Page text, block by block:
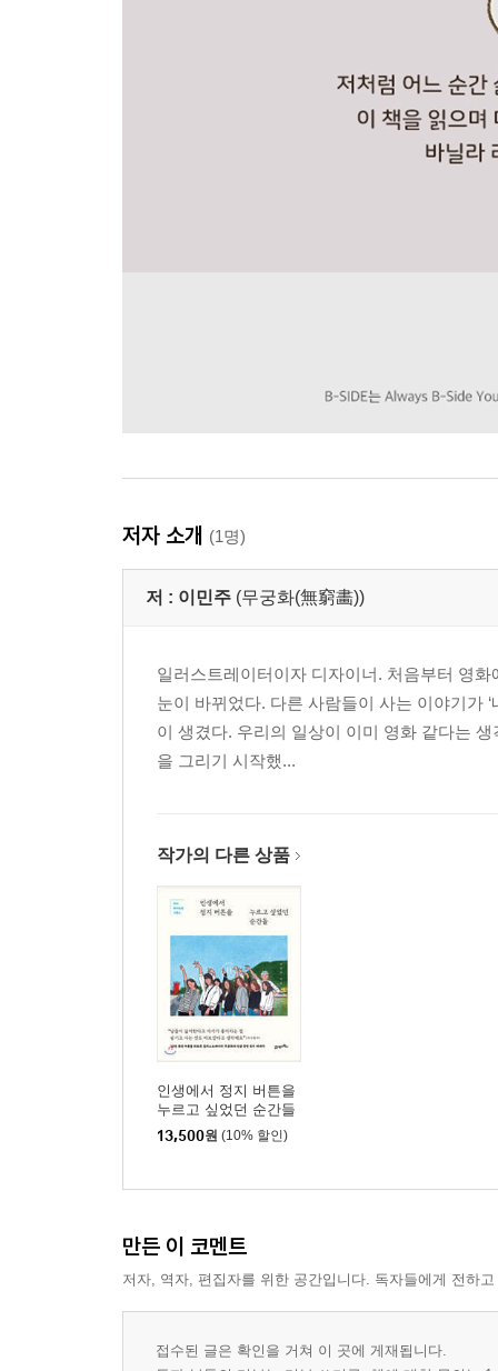
저자 소개 (1명)
저 : 이민주 (무궁화(無窮畵))
일러스트레이터이자 디자이너. 처음부터 영
눈이 바뀌었다. 다른 사람들이 사는 이야기가
이 생겼다. 우리의 일상이 이미 영화 같다는
을 그리기 시작했...
작가의 다른 상품
인생에서 정지 버튼을
누르고 싶었던 순간들
13,500원 (10% 할인)
만든 이 코멘트
저자, 역자, 편집자를 위한 공간입니다. 독자들에게 전하
접수된 글은 확인을 거쳐 이 곳에 게재됩니다.